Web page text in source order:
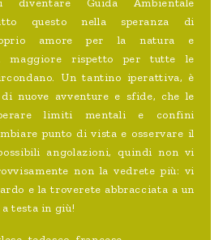
diventare Guida Ambientale
questo nella speranza di
amore per la natura e
maggiore rispetto per tutte le
Un tantino iperattiva, è
nuove avventure e sfide, che le
limiti mentali e confini
punto di vista e osservare il
angolazioni, quindi non vi
non la vedrete più: vi
e la troverete abbracciata a un
a testa in giù!